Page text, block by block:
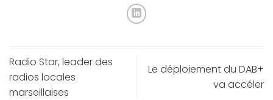
Radio Star, leader des
radios locales
marseillaises
Le déploiement du DAB+
va accéler